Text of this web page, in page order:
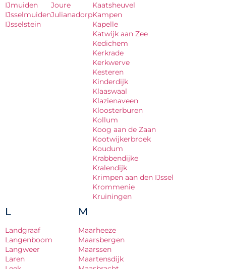
IJmuiden
IJsselmuiden
IJsselstein
Joure
Julianadorp
Kaatsheuvel
Kampen
Kapelle
Katwijk aan Zee
Kedichem
Kerkrade
Kerkwerve
Kesteren
Kinderdijk
Klaaswaal
Klazienaveen
Kloosterburen
Kollum
Koog aan de Zaan
Kootwijkerbroek
Koudum
Krabbendijke
Kralendijk
Krimpen aan den IJssel
Krommenie
Kruiningen
L
Landgraaf
Langenboom
Langweer
Laren
M
Maarheeze
Maarsbergen
Maarssen
Maartensdijk